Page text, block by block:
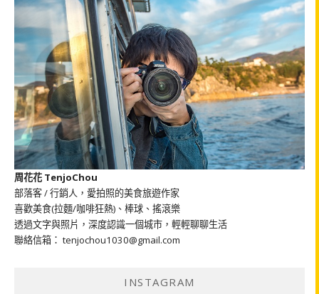
周花花 TenjoChou
部落客 / 行銷人，愛拍照的美食旅遊作家
喜歡美食(拉麵/咖啡狂熱)、棒球、搖滾樂
透過文字與照片，深度認識一個城市，輕輕聊聊生活
聯絡信箱： tenjochou1030@gmail.com
INSTAGRAM